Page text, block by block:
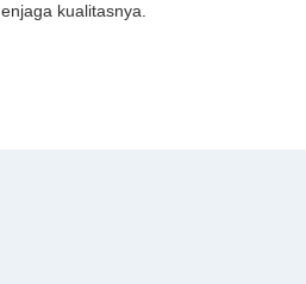
kualitasnya.